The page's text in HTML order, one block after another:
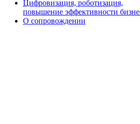
Цифровизация, роботизация,
повышение эффективности
О сопровождении